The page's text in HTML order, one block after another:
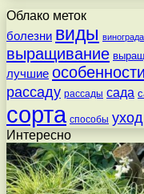
Облако меток
болезни виды винограда
выращивание
лучшие особенности
рассаду рассады сада
сорта способы уход
Интересно